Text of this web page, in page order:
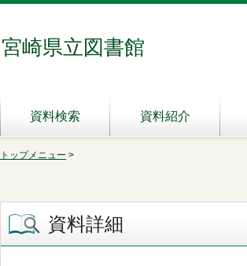
宮崎県立図書館
資料検索 資料紹介
トップメニュー >
資料詳細